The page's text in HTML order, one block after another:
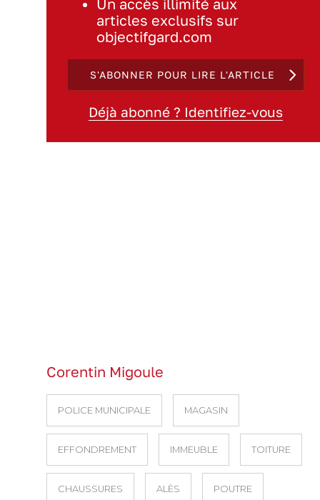
Un accès illimité aux
articles exclusifs sur
objectifgard.com
S'ABONNER POUR LIRE L'ARTICLE
Déjà abonné ? Identifiez-vous
Corentin Migoule
POLICE MUNICIPALE MAGASIN
EFFONDREMENT IMMEUBLE TOITURE
CHAUSSURES ALÈS POUTRE